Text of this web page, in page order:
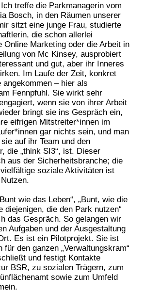
treffe die Parkmanagerin vom
Bosch, in den Räumen unserer
sitzt eine junge Frau, studierte
die schon allerlei
Online Marketing oder die Arbeit in
von Mc Kinsey, ausprobiert
und gut, aber ihr Inneres
Im Laufe der Zeit, konkret
– hier als
Fennpfuhl. Sie wirkt sehr
wenn sie von ihrer Arbeit
bringt sie ins Gespräch ein,
eifrigen Mitstreiter*innen im
gar nichts sein, und man
auf ihr Team und den
die „think SI3“, ist. Dieser
aus der Sicherheitsbranche; die
soziale Aktivitäten ist
wie das Leben“, „Bunt, wie die
diejenigen, die den Park nutzen“
das Gespräch. So gelangen wir
Aufgaben und der Ausgestaltung
Es ist ein Pilotprojekt. Sie ist
für den ganzen „Verwaltungskram“
und festigt Kontakte
BSR, zu sozialen Trägern, zum
sowie zum Umfeld